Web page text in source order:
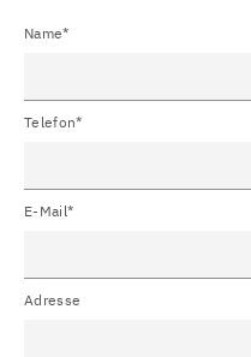
Name*
Telefon*
E-Mail*
Adresse